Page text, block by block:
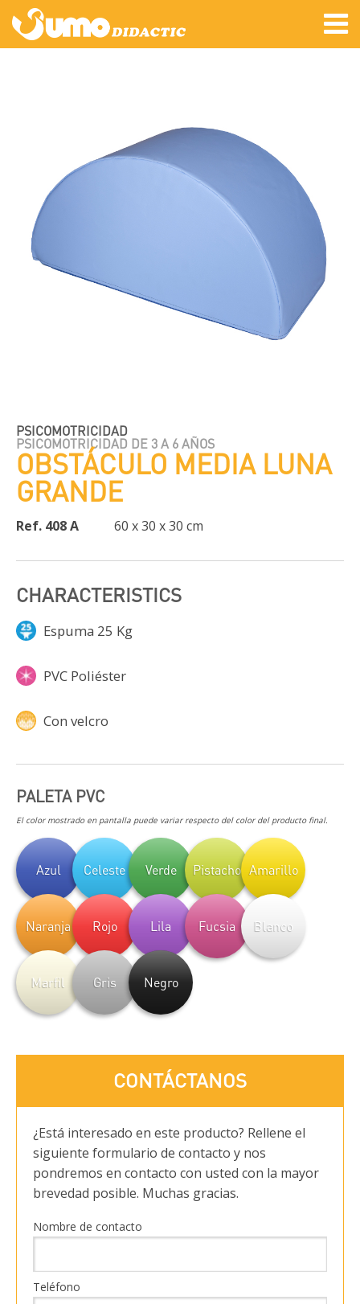
PSICOMOTRICIDAD
PSICOMOTRICIDAD DE 3 A 6 AÑOS
OBSTÁCULO MEDIA LUNA
GRANDE
Ref. 408 A 60 x 30 x 30 cm
CHARACTERISTICS
Espuma 25 Kg
PVC Poliéster
Con velcro
PALETA PVC
El color mostrado en pantalla puede variar respecto del color del producto final.
Azul Celeste Verde Pistacho Amarillo
Naranja Rojo Lila Fucsia Blanco
Marfil Gris Negro
CONTÁCTANOS
¿Está interesado en este producto? Rellene el
siguiente formulario de contacto y nos
pondremos en contacto con usted con la mayor
brevedad posible. Muchas gracias.
Nombre de contacto
Teléfono